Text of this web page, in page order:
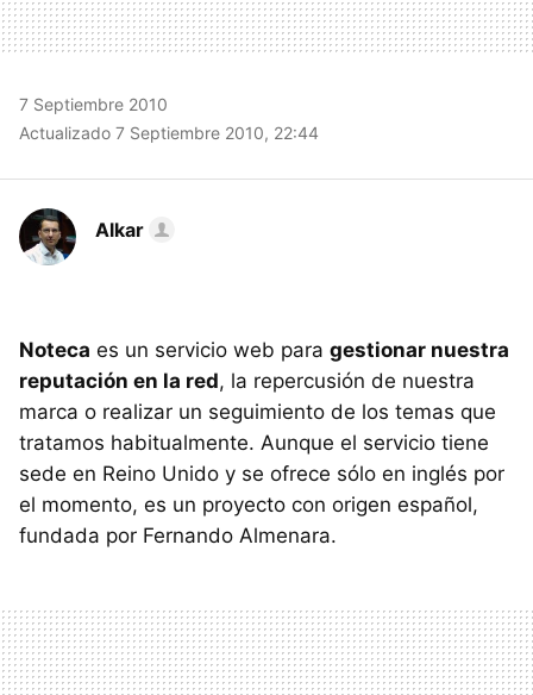
7 Septiembre 2010
Actualizado 7 Septiembre 2010, 22:44
Alkar
Noteca es un servicio web para gestionar nuestra
reputación en la red, la repercusión de nuestra
marca o realizar un seguimiento de los temas que
tratamos habitualmente. Aunque el servicio tiene
sede en Reino Unido y se ofrece sólo en inglés por
el momento, es un proyecto con origen español,
fundada por Fernando Almenara.